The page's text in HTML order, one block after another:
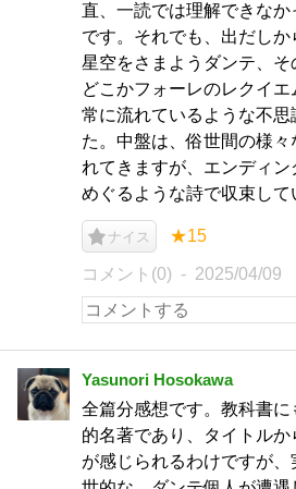
直、一読では理解できな
です。それでも、出だし
星空をさまようダンテ、そ
どこかフォーレのレクイ
常に流れているような不思
た。中盤は、俗世間の様
れてきますが、エンディ
めぐるような詩で収束して
ナイス ★15
コメント(0) 2025/04/09
Yasunori Hosokawa
全篇分感想です。教科書
的名著であり、タイトル
が感じられるわけですが